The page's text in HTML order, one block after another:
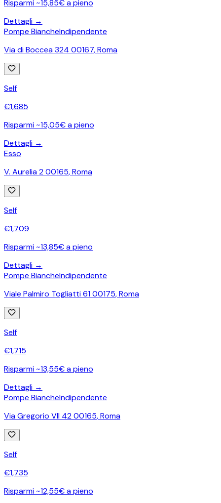
Risparmi ~15,85€ a pieno
Dettagli →
Pompe BiancheIndipendente
Via di Boccea 324 00167,Roma
Self
€1,685
Risparmi ~15,05€ a pieno
Dettagli →
Esso
V. Aurelia 2 00165,Roma
Self
€1,709
Risparmi ~13,85€ a pieno
Dettagli →
Pompe BiancheIndipendente
Viale Palmiro Togliatti 61 00175,Roma
Self
€1,715
Risparmi ~13,55€ a pieno
Dettagli →
Pompe BiancheIndipendente
Via Gregorio VII 42 00165,Roma
Self
€1,735
Risparmi ~12,55€ a pieno